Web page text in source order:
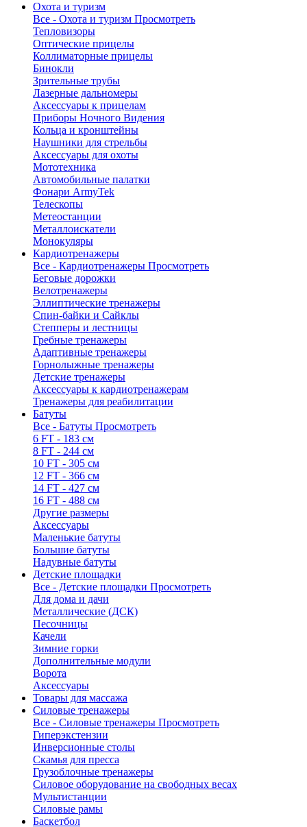
Охота и туризм
Все - Охота и туризм Просмотреть
Тепловизоры
Оптические прицелы
Коллиматорные прицелы
Бинокли
Зрительные трубы
Лазерные дальномеры
Аксессуары к прицелам
Приборы Ночного Видения
Кольца и кронштейны
Наушники для стрельбы
Аксессуары для охоты
Мототехника
Автомобильные палатки
Фонари ArmyTek
Телескопы
Метеостанции
Металлоискатели
Монокуляры
Кардиотренажеры
Все - Кардиотренажеры Просмотреть
Беговые дорожки
Велотренажеры
Эллиптические тренажеры
Спин-байки и Сайклы
Степперы и лестницы
Гребные тренажеры
Адаптивные тренажеры
Горнолыжные тренажеры
Детские тренажеры
Аксессуары к кардиотренажерам
Тренажеры для реабилитации
Батуты
Все - Батуты Просмотреть
6 FT - 183 см
8 FT - 244 см
10 FT - 305 см
12 FT - 366 см
14 FT - 427 см
16 FT - 488 см
Другие размеры
Аксессуары
Маленькие батуты
Большие батуты
Надувные батуты
Детские площадки
Все - Детские площадки Просмотреть
Для дома и дачи
Металлические (ДСК)
Песочницы
Качели
Зимние горки
Дополнительные модули
Ворота
Аксессуары
Товары для массажа
Силовые тренажеры
Все - Силовые тренажеры Просмотреть
Гиперэкстензии
Инверсионные столы
Скамья для пресса
Грузоблочные тренажеры
Силовое оборудование на свободных весах
Мультистанции
Силовые рамы
Баскетбол